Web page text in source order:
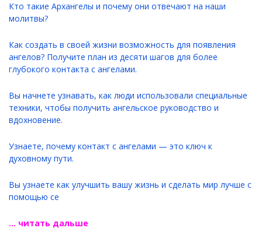
Кто такие Архангелы и почему они отвечают на наши
молитвы?
Как создать в своей жизни возможность для появления
ангелов? Получите план из десяти шагов для более
глубокого контакта с ангелами.
Вы начнете узнавать, как люди использовали специальные
техники, чтобы получить ангельское руководство и
вдохновение.
Узнаете, почему контакт с ангелами — это ключ к
духовному пути.
Вы узнаете как улучшить вашу жизнь и сделать мир лучше с
помощью се
... читать дальше